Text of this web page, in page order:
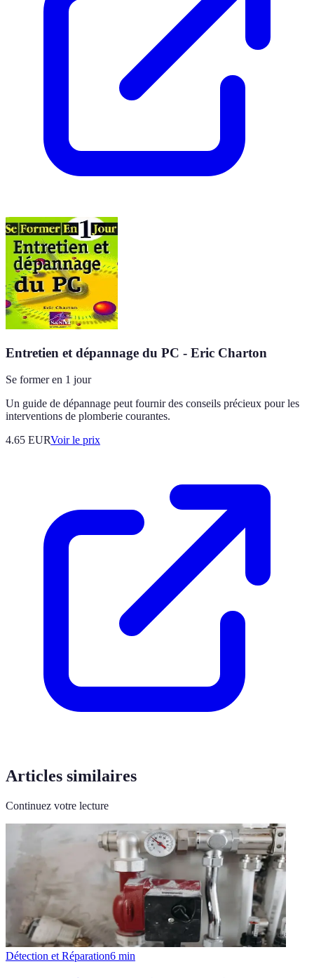
Entretien et dépannage du PC - Eric Charton
Se former en 1 jour
Un guide de dépannage peut fournir des conseils précieux pour les
interventions de plomberie courantes.
4.65 EURVoir le prix
Articles similaires
Continuez votre lecture
Détection et Réparation6 min